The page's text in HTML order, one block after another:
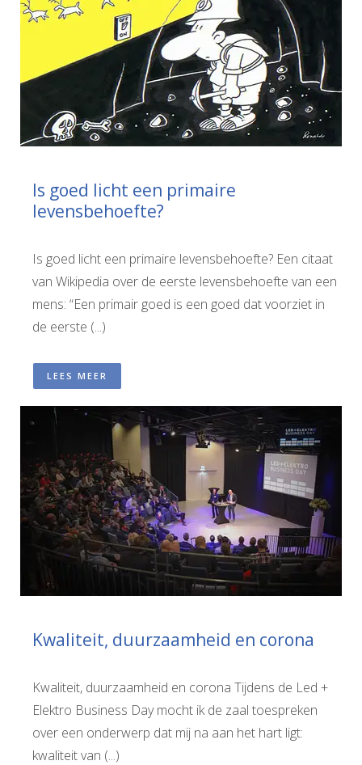
Is goed licht een primaire
levensbehoefte?
Is goed licht een primaire levensbehoefte? Een citaat
van Wikipedia over de eerste levensbehoefte van een
mens: “Een primair goed is een goed dat voorziet in
de eerste (...)
LEES MEER
Kwaliteit, duurzaamheid en corona
Kwaliteit, duurzaamheid en corona Tijdens de Led +
Elektro Business Day mocht ik de zaal toespreken
over een onderwerp dat mij na aan het hart ligt:
kwaliteit van (...)